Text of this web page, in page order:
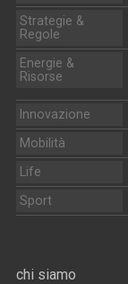
Strategie &
Regole
Energie &
Risorse
Innovazione
Mobilità
Life
Sport
chi siamo